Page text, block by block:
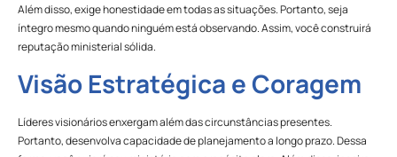
Além disso, exige honestidade em todas as situações. Portanto, seja
íntegro mesmo quando ninguém está observando. Assim, você construirá
reputação ministerial sólida.
Visão Estratégica e Coragem
Líderes visionários enxergam além das circunstâncias presentes.
Portanto, desenvolva capacidade de planejamento a longo prazo. Dessa